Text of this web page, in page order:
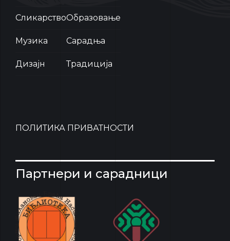
Сликарство
Музика
Дизајн
Образовање
Сарадња
Традиција
ПОЛИТИКА ПРИВАТНОСТИ
Партнери и сарадници